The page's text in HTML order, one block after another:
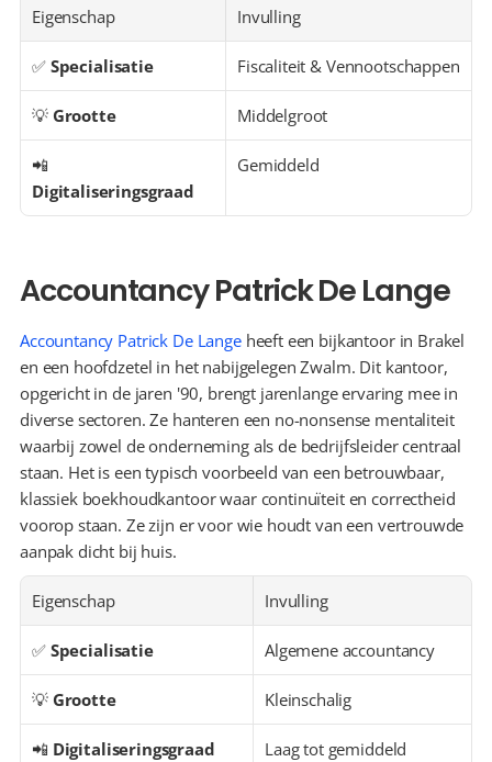
Eigenschap Invulling
✅ Specialisatie Fiscaliteit & Vennootschappen
💡 Grootte Middelgroot
Digitaliseringsgraad
Gemiddeld
Accountancy Patrick De Lange
Accountancy Patrick De Lange heeft een bijkantoor in Brakel
en een hoofdzetel in het nabijgelegen Zwalm. Dit kantoor,
opgericht in de jaren '90, brengt jarenlange ervaring mee in
diverse sectoren. Ze hanteren een no-nonsense mentaliteit
waarbij zowel de onderneming als de bedrijfsleider centraal
staan. Het is een typisch voorbeeld van een betrouwbaar,
klassiek boekhoudkantoor waar continuïteit en correctheid
voorop staan. Ze zijn er voor wie houdt van een vertrouwde
aanpak dicht bij huis.
Eigenschap Invulling
✅ Specialisatie Algemene accountancy
💡 Grootte Kleinschalig
📲 Digitaliseringsgraad Laag tot gemiddeld